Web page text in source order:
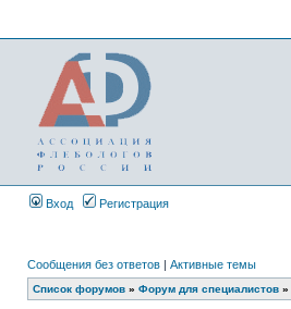
Вход Регистрация
Сообщения без ответов | Активные темы
Список форумов » Форум для специалистов »